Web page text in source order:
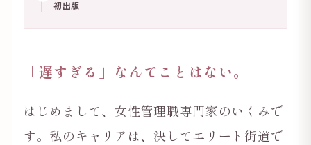
初出版
「遅すぎる」なんてことはない。
はじめまして、女性管理職専門家のいくみで
す。 私のキャリアは、決してエリート街道で